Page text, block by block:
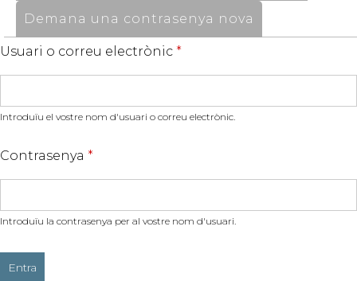
Demana una contrasenya nova
Usuari o correu electrònic *
Introduïu el vostre nom d'usuari o correu electrònic.
Contrasenya *
Introduïu la contrasenya per al vostre nom d'usuari.